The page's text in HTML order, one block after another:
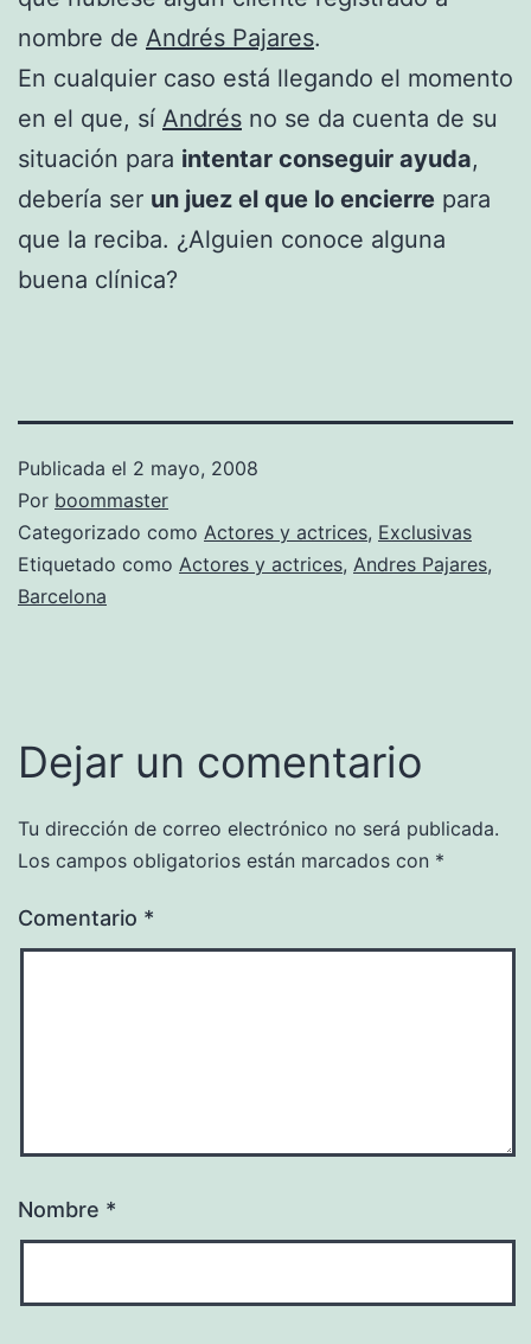
nombre de Andrés Pajares.
En cualquier caso está llegando el momento
en el que, sí Andrés no se da cuenta de su
situación para intentar conseguir ayuda,
debería ser un juez el que lo encierre para
que la reciba. ¿Alguien conoce alguna
buena clínica?
Publicada el 2 mayo, 2008
Por boommaster
Categorizado como Actores y actrices, Exclusivas
Etiquetado como Actores y actrices, Andres Pajares,
Barcelona
Dejar un comentario
Tu dirección de correo electrónico no será publicada.
Los campos obligatorios están marcados con *
Comentario *
Nombre *